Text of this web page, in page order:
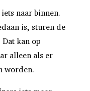
naar binnen.
is, sturen de
kan op
alleen als er
worden.